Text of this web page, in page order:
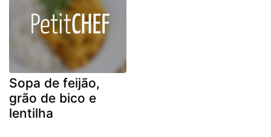
Sopa de feijão,
grão de bico e
lentilha